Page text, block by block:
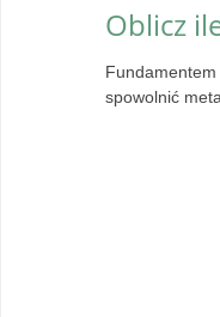
Oblicz
spowolnić